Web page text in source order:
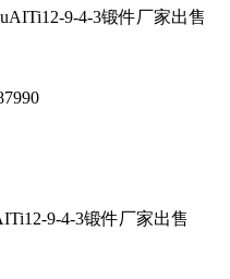
9-4-3锻件厂家出售